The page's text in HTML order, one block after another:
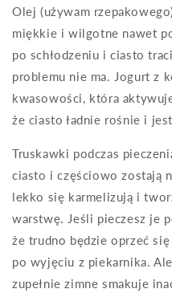
Olej (używam
miękkie i wilgotne nawet
po schłodzeniu i ciasto
problemu nie ma. Jogurt z
kwasowości, która
że ciasto ładnie rośnie i
Truskawki podczas
ciasto i częściowo zostają
lekko się karmelizują i
warstwę. Jeśli pieczesz je
że trudno będzie oprzeć
po wyjęciu z piekarnika.
zupełnie zimne smakuje